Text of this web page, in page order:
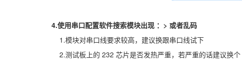
4.使用串口配置软件搜索模块出现 ：> 或者乱码
1.模块对串口线要求较高，建议换跟串口线试下
2.测试板上的 232 芯片是否发热严重，若严重的话建议换